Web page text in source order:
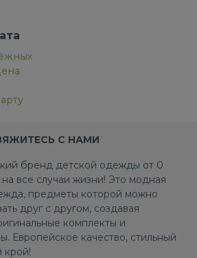
С НАМИ
бренд детской одежды от 0
все случаи жизни! Это модная
предметы которой можно
друг с другом, создавая
комплекты и
Европейское качество, стильный
крой!